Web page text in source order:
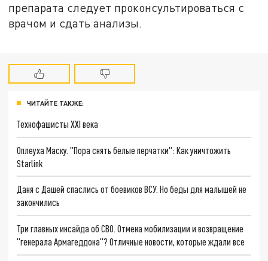
препарата следует проконсультироваться с
врачом и сдать анализы.
ЧИТАЙТЕ ТАКЖЕ:
Технофашисты XXI века
Оплеуха Маску. "Пора снять белые перчатки": Как уничтожить
Starlink
Даня с Дашей спаслись от боевиков ВСУ. Но беды для малышей не
закончились
Три главных инсайда об СВО. Отмена мобилизации и возвращение
"генерала Армагеддона"? Отличные новости, которые ждали все